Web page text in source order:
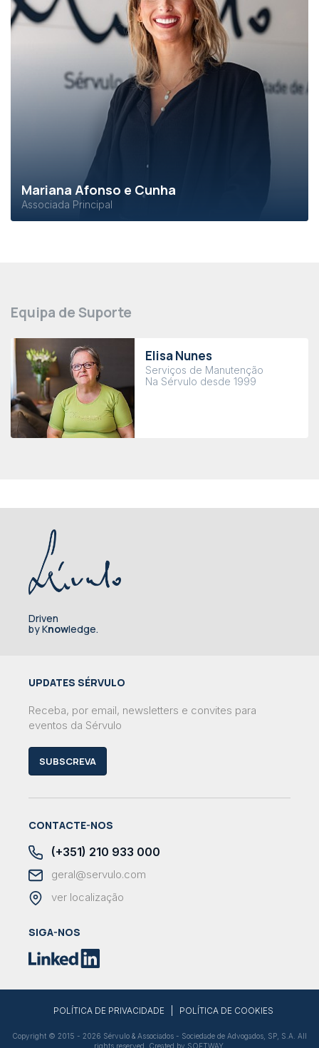
Mariana Afonso e Cunha
Associada Principal
Equipa de Suporte
Elisa Nunes
Serviços de Manutenção
Na Sérvulo desde 1999
Driven
by Knowledge.
UPDATES SÉRVULO
Receba, por email, newsletters e convites para
eventos da Sérvulo
SUBSCREVA
CONTACTE-NOS
(+351) 210 933 000
geral@servulo.com
ver localização
SIGA-NOS
POLÍTICA DE PRIVACIDADE POLÍTICA DE COOKIES
Copyright © 2015 - 2026 Sérvulo & Associados - Sociedade de Advogados, SP, S.A. All
rights reserved. Created by SOFTWAY.